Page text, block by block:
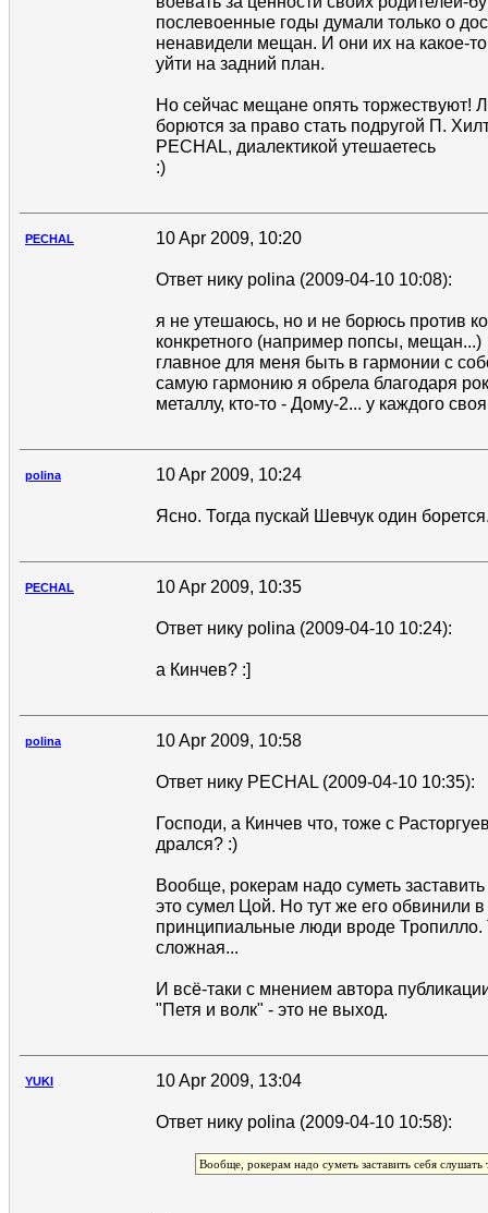
послевоенные годы думали только о
ненавидели мещан. И они их на какое-
уйти на задний план.
Но сейчас мещане опять торжествуют!
борются за право стать подругой П.
PECHAL, диалектикой утешаетесь
:)
PECHAL 10 Apr 2009, 10:20
Ответ нику polina (2009-04-10 10:08):
я не утешаюсь, но и не борюсь против
конкретного (например попсы, мещан...)
главное для меня быть в гармонии с
самую гармонию я обрела благодаря
металлу, кто-то - Дому-2... у каждого
polina 10 Apr 2009, 10:24
Ясно. Тогда пускай Шевчук один
PECHAL 10 Apr 2009, 10:35
Ответ нику polina (2009-04-10 10:24):
а Кинчев? :]
polina 10 Apr 2009, 10:58
Ответ нику PECHAL (2009-04-10 10:35):
Господи, а Кинчев что, тоже с
дрался? :)
Вообще, рокерам надо суметь заставить
это сумел Цой. Но тут же его обвинили
принципиальные люди вроде Тропилло.
сложная...
И всё-таки с мнением автора
"Петя и волк" - это не выход.
YUKI 10 Apr 2009, 13:04
Ответ нику polina (2009-04-10 10:58):
Вообще, рокерам надо суметь заставить себя слушать